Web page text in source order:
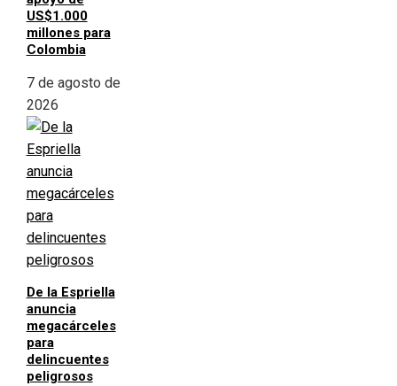
US$1.000
millones para
Colombia
7 de agosto de
2026
De la Espriella
anuncia
megacárceles
para
delincuentes
peligrosos